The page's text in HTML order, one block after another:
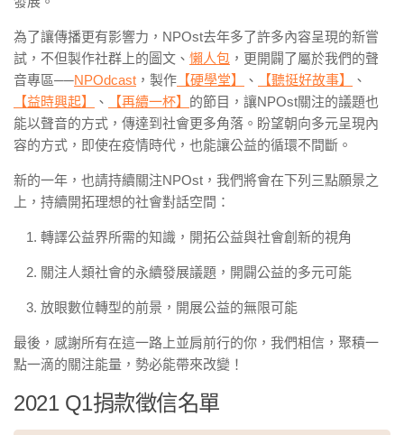
為了讓傳播更有影響力，NPOst去年多了許多內容呈現的新嘗
試，不但製作社群上的圖文、 懶人包 ，更開闢了屬於我們的聲
音專區──NPOdcast ，製作 【硬學堂】 、 【聽挺好故事】
、
【益時興起】
、 【再續一杯】 的節目，讓NPOst關注的議題也
能以聲音的方式，傳達到社會更多角落。盼望朝向多元呈現內
容的方式，即使在疫情時代，也能讓公益的循環不間斷。
新的一年，也請持續關注NPOst，我們將會在下列三點願景之
上，持續開拓理想的社會對話空間：
轉譯公益界所需的知識，開拓公益與社會創新的視角
關注人類社會的永續發展議題，開闢公益的多元可能
放眼數位轉型的前景，開展公益的無限可能
最後，感謝所有在這一路上並肩前行的你，我們相信，聚積一
點一滴的關注能量，勢必能帶來改變！
2021 Q1捐款徵信名單